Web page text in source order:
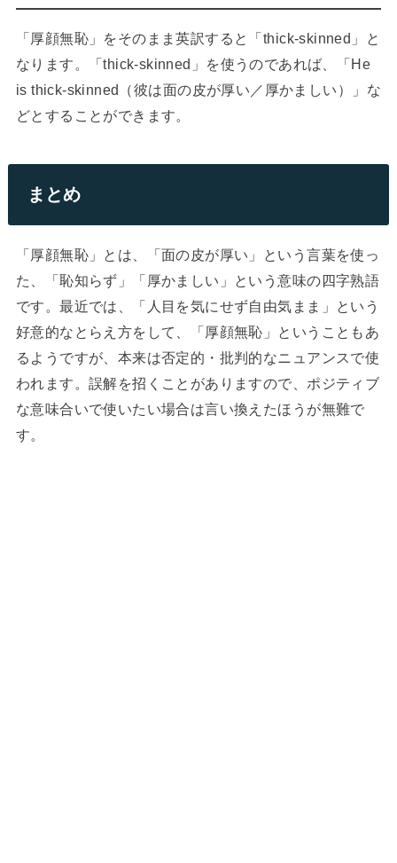
「厚顔無恥」をそのまま英訳すると「thick-skinned」と
なります。「thick-skinned」を使うのであれば、「He
is thick-skinned（彼は面の皮が厚い／厚かましい）」な
どとすることができます。
まとめ
「厚顔無恥」とは、「面の皮が厚い」という言葉を使っ
た、「恥知らず」「厚かましい」という意味の四字熟語
です。最近では、「人目を気にせず自由気まま」という
好意的なとらえ方をして、「厚顔無恥」ということもあ
るようですが、本来は否定的・批判的なニュアンスで使
われます。誤解を招くことがありますので、ポジティブ
な意味合いで使いたい場合は言い換えたほうが無難で
す。